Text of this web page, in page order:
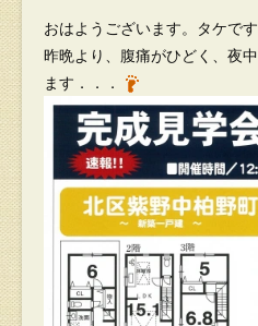
おはようございます。タケです
昨晩より、腹痛がひどく、夜
ます．．．